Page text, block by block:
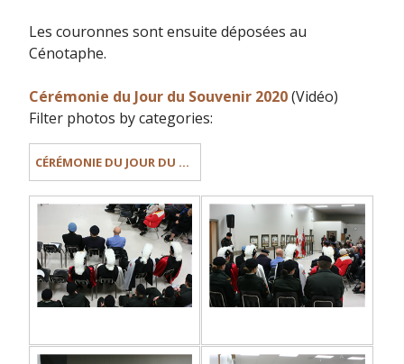
Les couronnes sont ensuite déposées au
Cénotaphe.
Cérémonie du Jour du Souvenir 2020(Vidéo)
Filter photos by categories:
CÉRÉMONIE DU JOUR DU SOUVENIR